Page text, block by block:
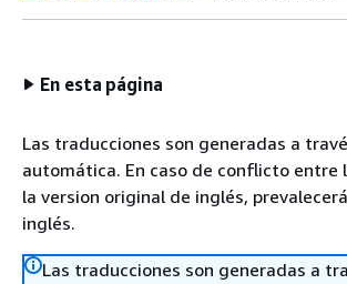
En esta página
Las traducciones son generadas a
automática. En caso de conflicto entre
la version original de inglés,
inglés.
Las traducciones son generadas a